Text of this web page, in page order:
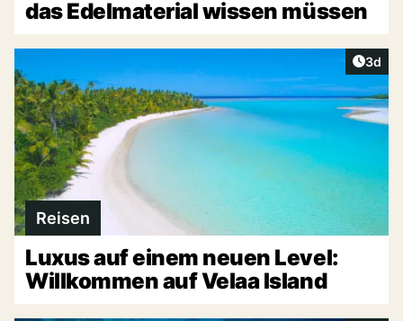
das Edelmaterial wissen müssen
3d
Reisen
Luxus auf einem neuen Level:
Willkommen auf Velaa Island